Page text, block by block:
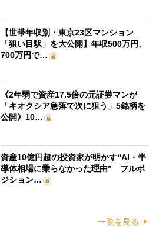
【世帯年収別・東京23区マンション
「狙い目駅」を大公開】年収500万円、
700万円で…
《2年弱で資産17.5倍の元証券マンが
「キオクシア急落で次に狙う」5銘柄を
公開》10…
資産10億円超の投資家が明かす“AI・半
導体相場に乗らなかった理由” フルポ
ジション…
一覧を見る